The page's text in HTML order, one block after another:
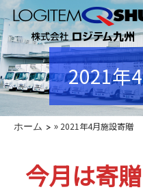
2021年
ホーム » 2021年4月施設寄贈
今月は寄